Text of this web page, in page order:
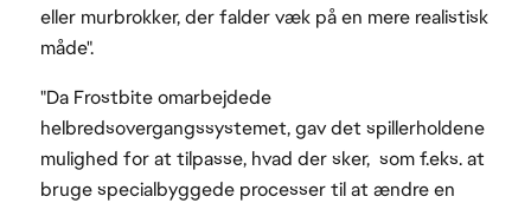
eller murbrokker, der falder væk på en mere realistisk
måde".
"Da Frostbite omarbejdede
helbredsovergangssystemet, gav det spillerholdene
mulighed for at tilpasse, hvad der sker, som f.eks. at
bruge specialbyggede processer til at ændre en